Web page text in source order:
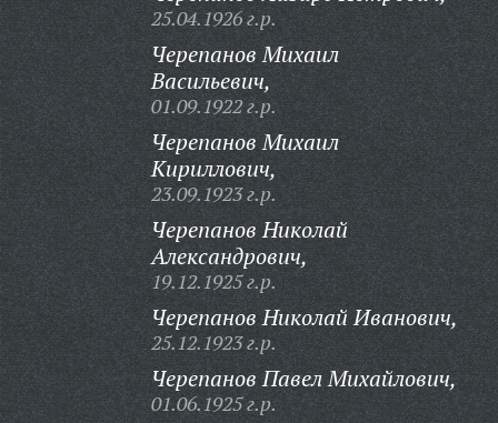
25.04.1926 г.р.
Черепанов Михаил
Васильевич,
01.09.1922 г.р.
Черепанов Михаил
Кириллович,
23.09.1923 г.р.
Черепанов Николай
Александрович,
19.12.1925 г.р.
Черепанов Николай Иванович,
25.12.1923 г.р.
Черепанов Павел Михайлович,
01.06.1925 г.р.